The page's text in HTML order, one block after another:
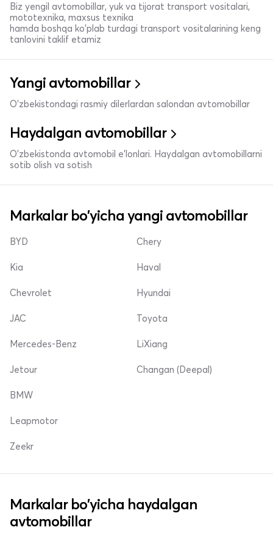
Biz yengil avtomobillar, yuk va tijorat transport vositalari,
mototexnika, maxsus texnika
hamda boshqa ko'plab turdagi transport vositalarining keng
tanlovini taklif etamiz
Yangi avtomobillar
O'zbekistondagi rasmiy dilerlardan salondan avtomobillar
Haydalgan avtomobillar
O'zbekistonda avtomobil e’lonlari. Haydalgan avtomobillarni
sotib olish va sotish
Markalar bo'yicha yangi avtomobillar
BYD
Kia
Chevrolet
Chery
Haval
Hyundai
JAC
Mercedes-Benz
Jetour
Toyota
LiXiang
Changan (Deepal)
BMW
Leapmotor
Zeekr
Markalar bo'yicha haydalgan
avtomobillar